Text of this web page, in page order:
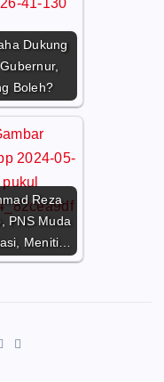
Dukung
Boleh?
Reza
PNS Muda
Meniti…